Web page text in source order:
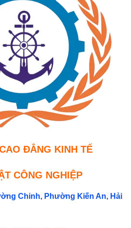
ĐẲNG KINH TẾ
CÔNG NGHIỆP
Chinh, Phường Kiến An, Hải